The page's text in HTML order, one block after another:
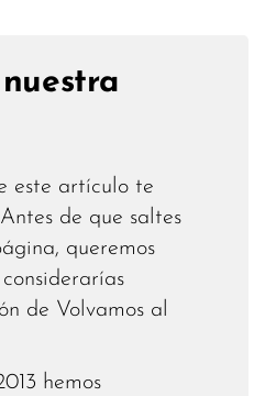
este artículo te
de que saltes
queremos
de Volvamos al
hemos